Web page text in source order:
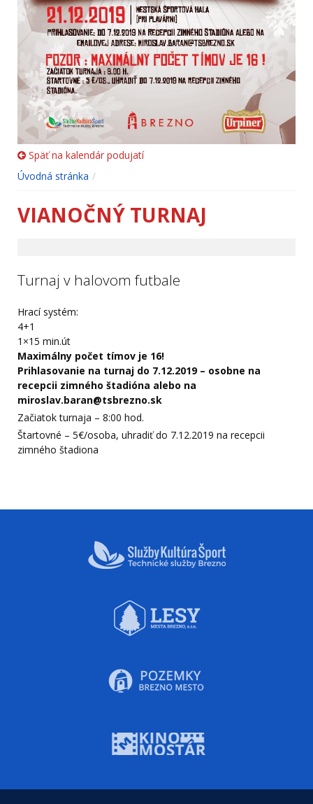
Späť na kalendár podujatí
Úvodná stránka
VIANOČNÝ TURNAJ
Turnaj v halovom futbale
Hrací systém:
4+1
1×15 min.út
Maximálny počet tímov je 16!
Prihlasovanie na turnaj do 7.12.2019 – osobne na
recepcii zimného štadióna alebo na
miroslav.baran@tsbrezno.sk
Začiatok turnaja – 8:00 hod.
Štartovné – 5€/osoba, uhradiť do 7.12.2019 na recepcii
zimného štadiona